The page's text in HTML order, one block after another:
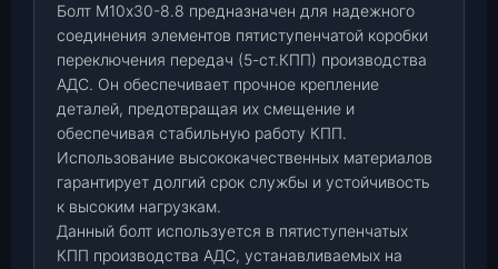
8
5
-
с
т
К
П
(
Болт М10х30-8.8 предназначен для надежного
соединения элементов пятиступенчатой коробки
переключения передач (5-ст.КПП) производства
АДС. Он обеспечивает прочное крепление
деталей, предотвращая их смещение и
обеспечивая стабильную работу КПП.
Использование высококачественных материалов
гарантирует долгий срок службы и устойчивость
к высоким нагрузкам.
Данный болт используется в пятиступенчатых
КПП производства АДС, устанавливаемых на